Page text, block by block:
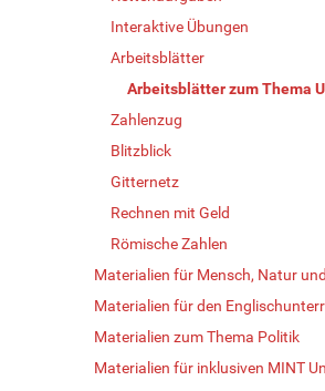
Interaktive Übungen
Arbeitsblätter
Arbeitsblätter zum Thema
Zahlenzug
Blitzblick
Gitternetz
Rechnen mit Geld
Römische Zahlen
Materialien für Mensch, Natur
Materialien für den
Materialien zum Thema Politik
Materialien für inklusiven MINT